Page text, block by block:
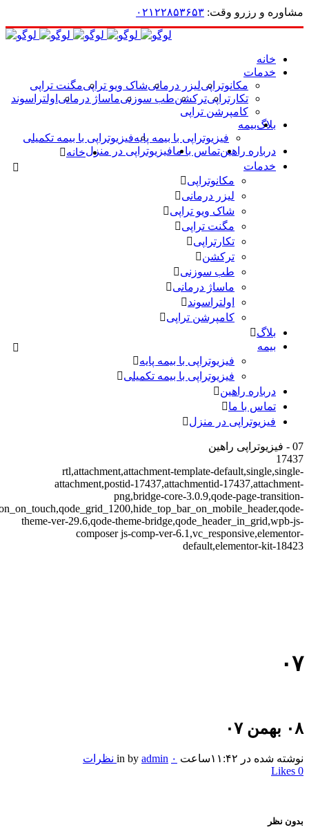
مشاوره و رزرو وقت: ۰۲۱۲۲۸۵۳۶۵۳
خانه
خدمات
مکانوتراپیلیزر درمانیشاک ویو تراپیمگنت تراپی
تکارتراپیترکشنطب سوزنیماساژ درمانی اولتراسوند
کامپرشن تراپی
بلاگبیمه
فیزیوتراپی با بیمه پایهفیزیوتراپی با بیمه تکمیلی
درباره راهینتماس با مافیزیوتراپی در منزلخانه
خدمات
مکانوتراپی
لیزر درمانی
شاک ویو تراپی
مگنت تراپی
تکارتراپی
ترکشن
طب سوزنی
ماساژ درمانی
اولتراسوند
کامپرشن تراپی
بلاگ
بیمه
فیزیوتراپی با بیمه پایه
فیزیوتراپی با بیمه تکمیلی
درباره راهین
تماس با ما
فیزیوتراپی در منزل
07 - فیزیوتراپی راهین
17437
rtl,attachment,attachment-template-default,single,single-
attachment,postid-17437,attachmentid-17437,attachment-
png,bridge-core-3.0.9,qode-page-transition-
theme-ver-29.6,qode-theme-bridge,qode_header_in_grid,wpb-js-
composer js-comp-ver-6.1,vc_responsive,elementor-
default,elementor-kit-18423
۰۷
۰۸ بهمن ۰۷
نوشته شده در ۱۱:۴۲ساعت in by admin ۰ نظرات
0
بدون نظر